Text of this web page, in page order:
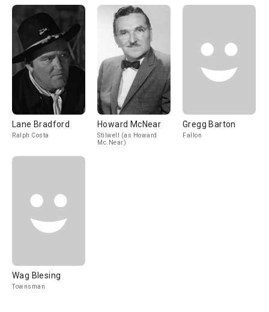
Lane Bradford
Ralph Costa
Howard McNear
Stilwell (as Howard
Mc.Near)
Gregg Barton
Fallon
Wag Blesing
Townsman